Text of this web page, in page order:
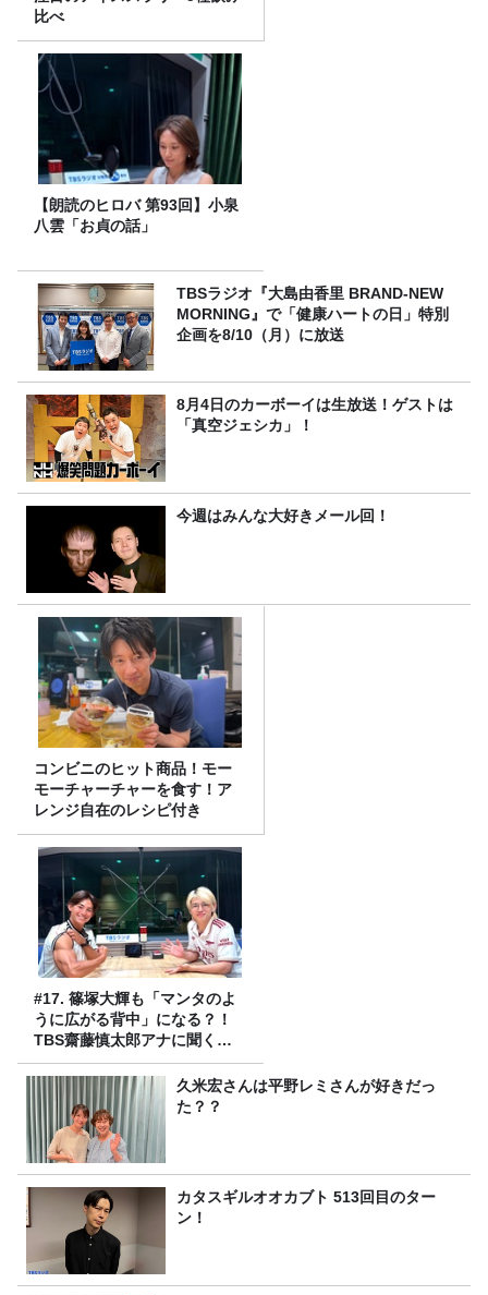
比べ
【朗読のヒロバ 第93回】小泉
八雲「お貞の話」
TBSラジオ『大島由香里 BRAND-NEW
MORNING』で「健康ハートの日」特別
企画を8/10（月）に放送
8月4日のカーボーイは生放送！ゲストは
「真空ジェシカ」！
今週はみんな大好きメール回！
コンビニのヒット商品！モー
モーチャーチャーを食す！ア
レンジ自在のレシピ付き
#17. 篠塚大輝も「マンタのよ
うに広がる背中」になる？！
TBS齋藤慎太郎アナに聞くメ
ンズフィジークの魅力！！
久米宏さんは平野レミさんが好きだっ
た？？
カタスギルオオカブト 513回目のター
ン！